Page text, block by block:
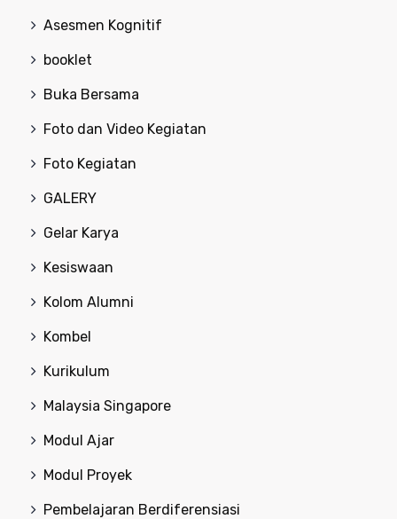
Asesmen Kognitif
booklet
Buka Bersama
Foto dan Video Kegiatan
Foto Kegiatan
GALERY
Gelar Karya
Kesiswaan
Kolom Alumni
Kombel
Kurikulum
Malaysia Singapore
Modul Ajar
Modul Proyek
Pembelajaran Berdiferensiasi